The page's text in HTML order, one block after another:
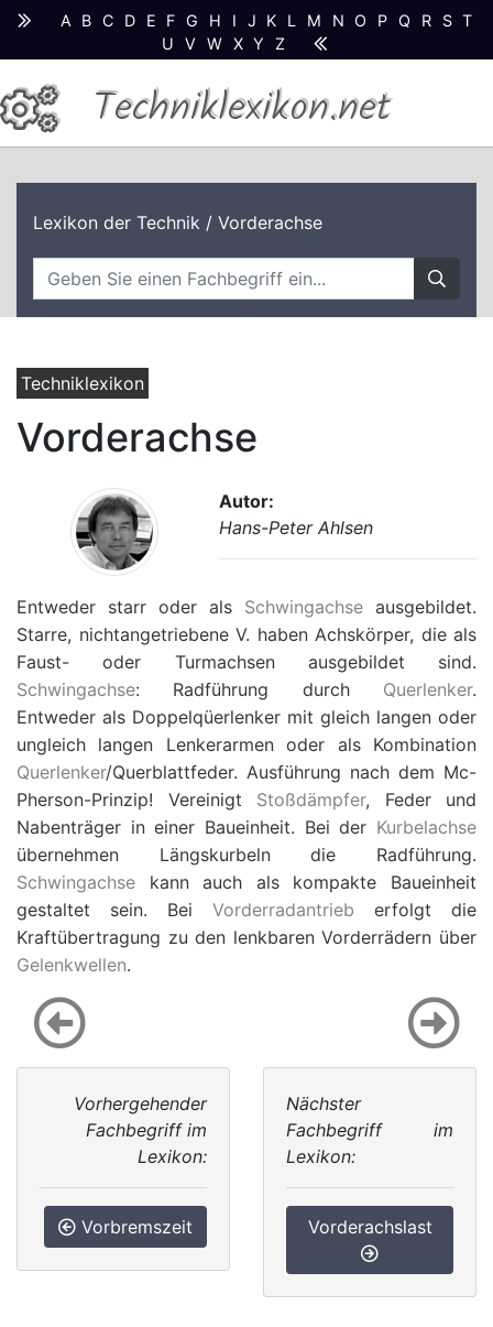
A B C D E F G H I J K L M N O P Q R S T
U
V W X Y Z
Techniklexikon.net
Lexikon der Technik / Vorderachse
Techniklexikon
Vorderachse
Autor:
Hans-Peter Ahlsen
Entweder starr oder als Schwingachse ausgebildet.
Starre, nichtangetriebene V. haben Achskörper, die als
Faust- oder Turmachsen ausgebildet sind.
Schwingachse: Radführung durch Querlenker.
Entweder als Doppelqüerlenker mit gleich langen oder
ungleich langen Lenkerarmen oder als Kombination
Querlenker/Querblattfeder. Ausführung nach dem Mc-
Pherson-Prinzip! Vereinigt Stoßdämpfer, Feder und
Nabenträger in einer Baueinheit. Bei der Kurbelachse
übernehmen Längskurbeln die Radführung.
Schwingachse kann auch als kompakte Baueinheit
gestaltet sein. Bei Vorderradantrieb erfolgt die
Kraftübertragung zu den lenkbaren Vorderrädern über
Gelenkwellen.
Vorhergehender
Fachbegriff im
Lexikon:
Vorbremszeit
Nächster
Fachbegriff im
Lexikon:
Vorderachslast